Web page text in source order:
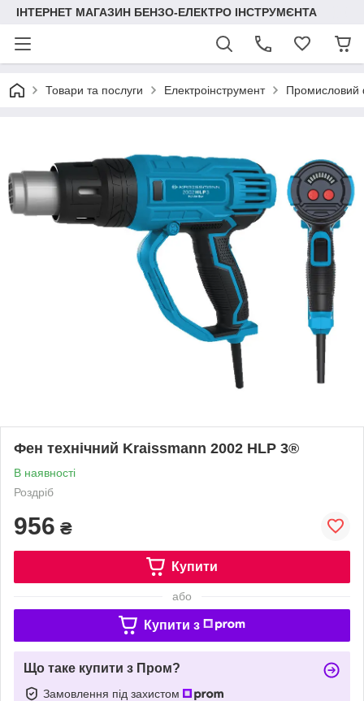
ІНТЕРНЕТ МАГАЗИН БЕНЗО-ЕЛЕКТРО ІНСТРУМЄНТА
Товари та послуги Електроінструмент Промисловий
Фен технічний Kraissmann 2002 HLP 3®
В наявності
Роздріб
956 ₴
Купити
або
Купити з
Що таке купити з Пром?
Замовлення під захистом